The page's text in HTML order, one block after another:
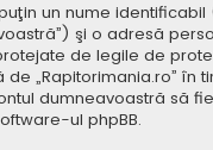
un nume
şi o adresă
de legile de
„Rapitorimania.ro” în
dumneavoastră să
ul phpBB.